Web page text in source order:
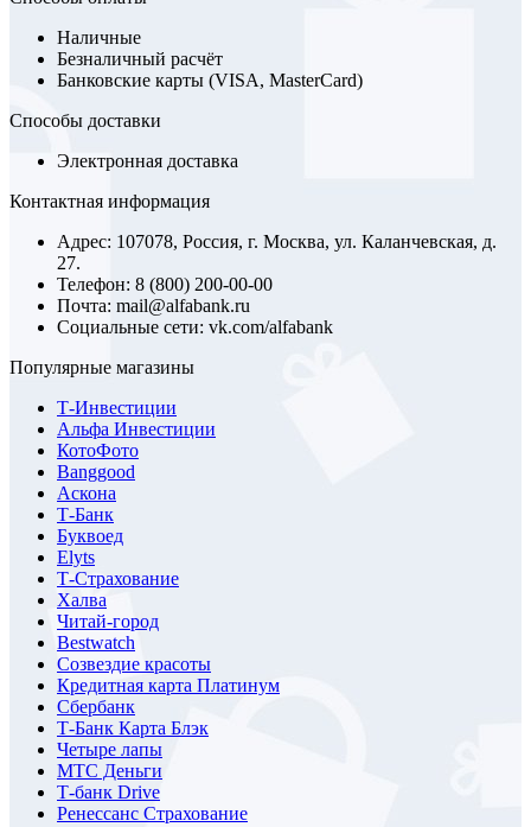
Наличные
Безналичный расчёт
Банковские карты (VISA, MasterCard)
Способы доставки
Электронная доставка
Контактная информация
Адрес: 107078, Россия, г. Москва, ул. Каланчевская, д.
27.
Телефон: 8 (800) 200-00-00
Почта: mail@alfabank.ru
Социальные сети: vk.com/alfabank
Популярные магазины
Т-Инвестиции
Альфа Инвестиции
КотоФото
Banggood
Аскона
Т-Банк
Буквоед
Elyts
Т-Страхование
Халва
Читай-город
Bestwatch
Созвездие красоты
Кредитная карта Платинум
Сбербанк
Т-Банк Карта Блэк
Четыре лапы
МТС Деньги
Т-банк Drive
Ренессанс Страхование